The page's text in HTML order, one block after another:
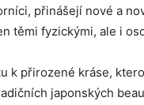
přinášejí nové a
těmi fyzickými, ale i
k přirozené kráse,
japonských